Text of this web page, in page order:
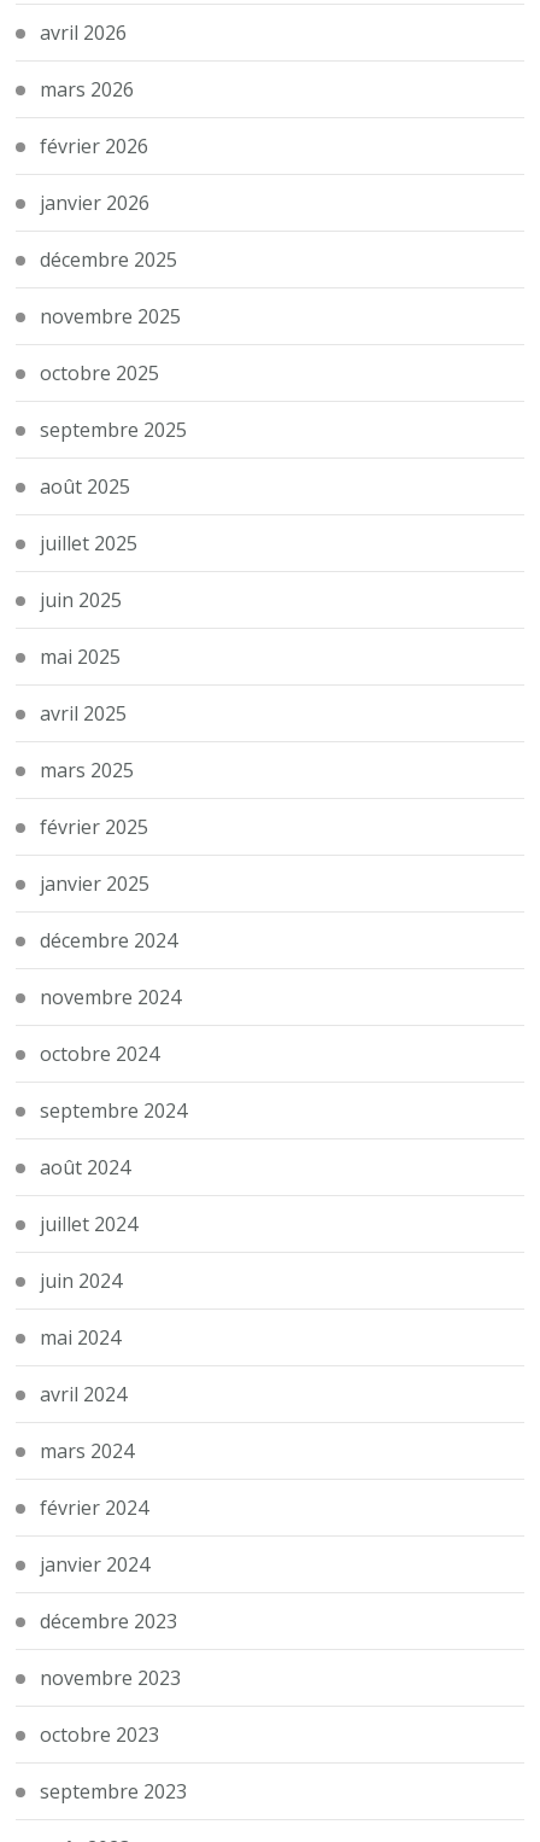
avril 2026
mars 2026
février 2026
janvier 2026
décembre 2025
novembre 2025
octobre 2025
septembre 2025
août 2025
juillet 2025
juin 2025
mai 2025
avril 2025
mars 2025
février 2025
janvier 2025
décembre 2024
novembre 2024
octobre 2024
septembre 2024
août 2024
juillet 2024
juin 2024
mai 2024
avril 2024
mars 2024
février 2024
janvier 2024
décembre 2023
novembre 2023
octobre 2023
septembre 2023